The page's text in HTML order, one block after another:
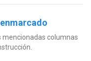
mencionadas columnas